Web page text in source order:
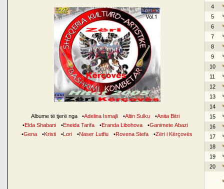
Albume të tjerë nga •Adelina Ismajli •Altin Sulku •Anita Bitri
•Elda Shabani •Eneida Tarifa •Eranda Libohova •Ganimete Abazi
•Gena •Kristi •Lori •Naser Lutfiu •Rovena Stefa •Zëri i Kërçovës
4
5
6
7
8
9
10
11
12
13
14
15
16
17
18
19
20